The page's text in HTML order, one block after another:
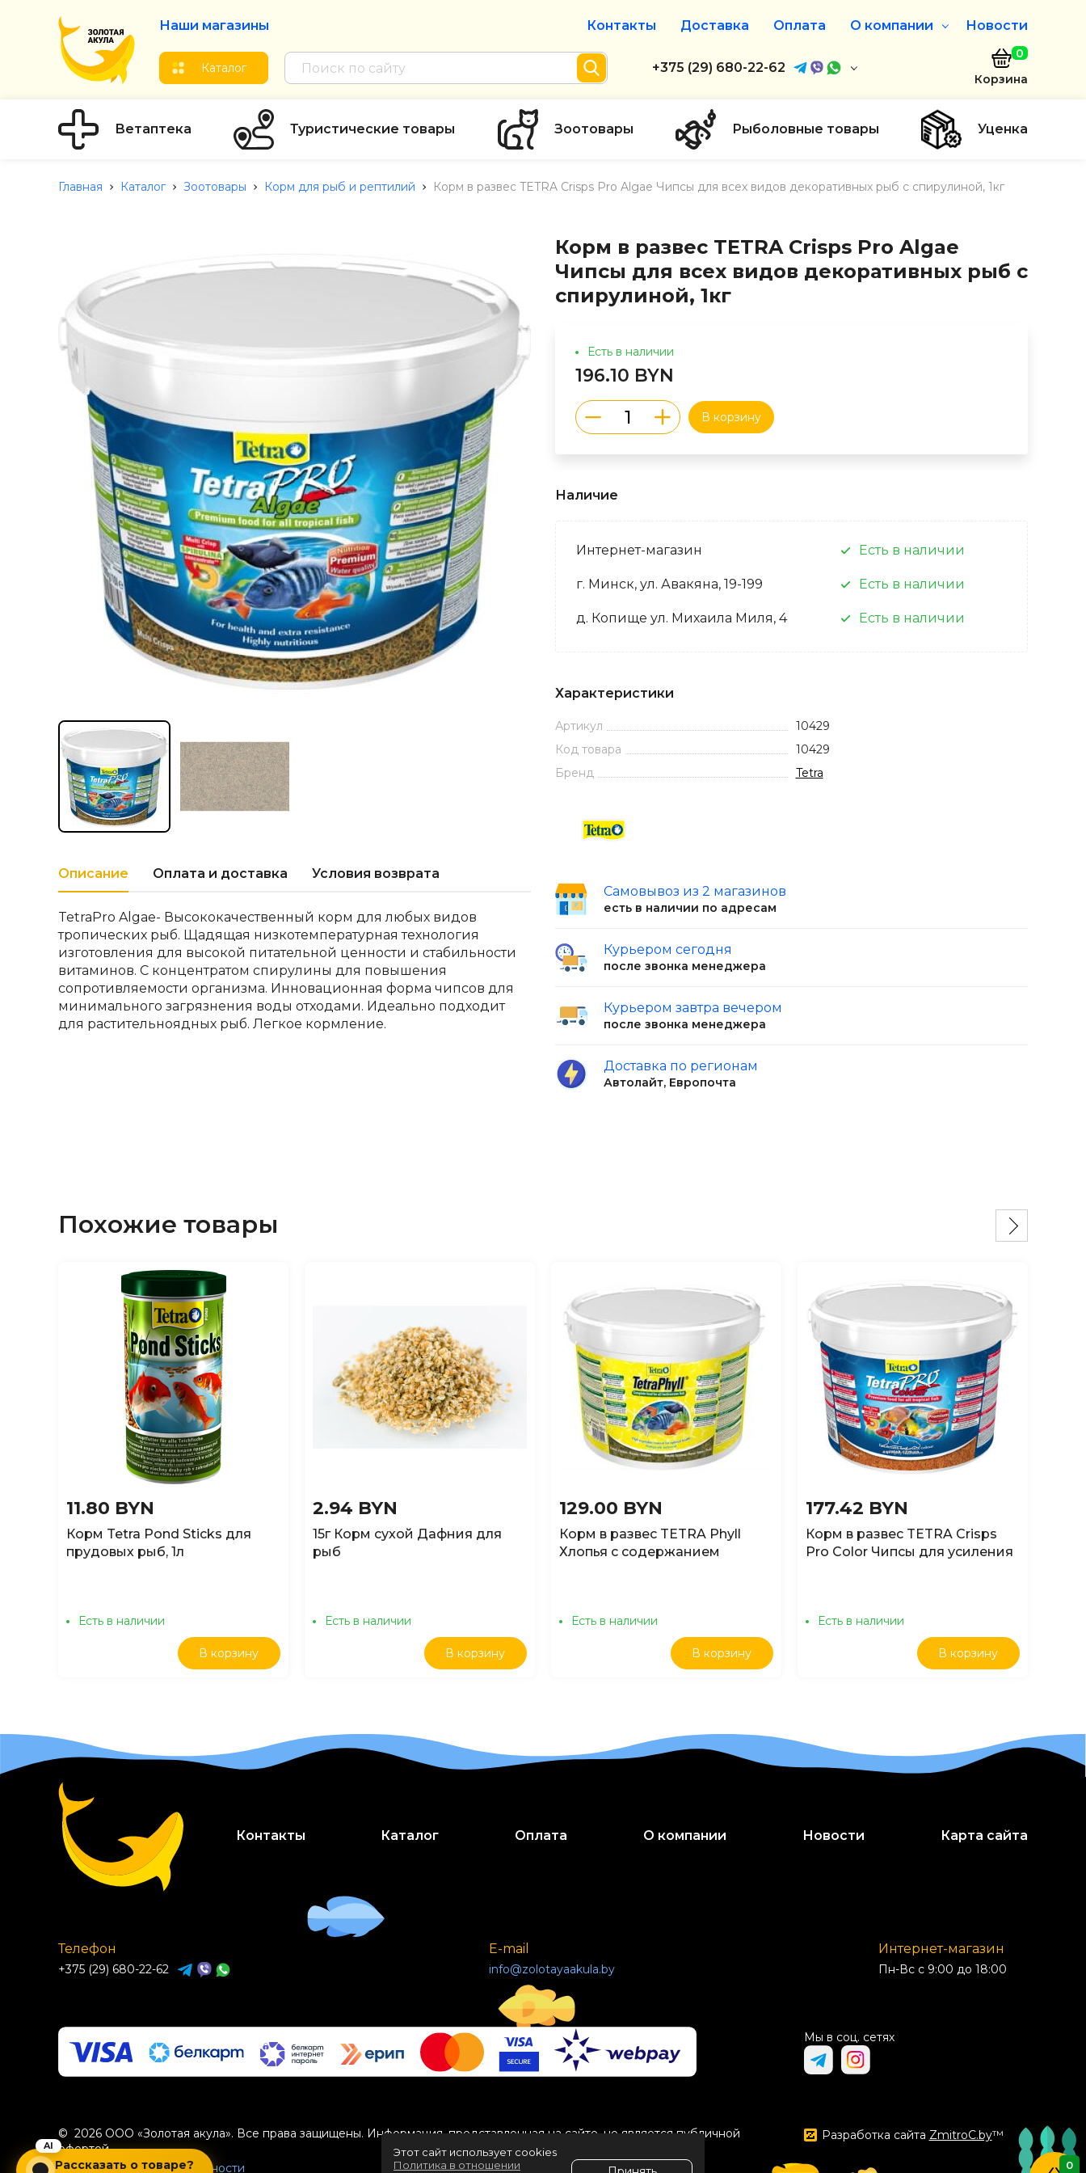
Наши магазины Контакты Доставка Оплата О компании
О нас
Дисконтная программа
Новости
Каталог +375 (29) 680-22-62
Интернет-магазин
тел. А1
Заказать звонок
info@zolotayaakula.by
0
Корзина
Ветаптека Туристические товары Зоотовары Рыболовные товары Уценка
Главная Каталог Зоотовары Корм для рыб и рептилий Корм в развес TETRA Crisps Pro Algae Чипсы для всех видов декоративных рыб с спирулиной, 1кг
Описание Оплата и доставка Условия возврата
TetraPro Algae- Высококачественный корм для любых видов
тропических рыб. Щадящая низкотемпературная технология
изготовления для высокой питательной ценности и стабильности
витаминов. С концентратом спирулины для повышения
сопротивляемости организма. Инновационная форма чипсов для
минимального загрязнения воды отходами. Идеально подходит
для растительноядных рыб. Легкое кормление.
Корм в развес TETRA Crisps Pro Algae
Чипсы для всех видов декоративных рыб с
спирулиной, 1кг
Есть в наличии
196.10 BYN
В корзину
Наличие
Интернет-магазин Есть в наличии
г. Минск, ул. Авакяна, 19-199 Есть в наличии
д. Копище ул. Михаила Миля, 4 Есть в наличии
Характеристики
Артикул
10429
Код товара
10429
Бренд
Tetra
Самовывоз из 2 магазинов
есть в наличии по адресам
Курьером сегодня
после звонка менеджера
Курьером завтра вечером
после звонка менеджера
Доставка по регионам
Автолайт, Европочта
Похожие товары
11.80 BYN
Корм Tetra Pond Sticks для
прудовых рыб, 1л
Есть в наличии
В корзину
2.94 BYN
15г Корм сухой Дафния для
рыб
Есть в наличии
В корзину
129.00 BYN
Корм в развес TETRA Phyll
Хлопья с содержанием
Есть в наличии
В корзину
177.42 BYN
Корм в развес TETRA Crisps
Pro Color Чипсы для усиления
Есть в наличии
В корзину
Контакты Каталог Оплата О компании Новости Карта сайта
Телефон
+375 (29) 680-22-62
E-mail
info@zolotayaakula.by
Интернет-магазин
Пн-Вс с 9:00 до 18:00
Мы в соц. сетях
© 2026 ООО «Золотая акула». Все права защищены. Информация, представленная на сайте, не является публичной
офертой.
Политика конфиденциальности
Разработка сайта ZmitroC.by™
0
Этот сайт использует cookies
Политика в отношении
Рассказать о товаре?